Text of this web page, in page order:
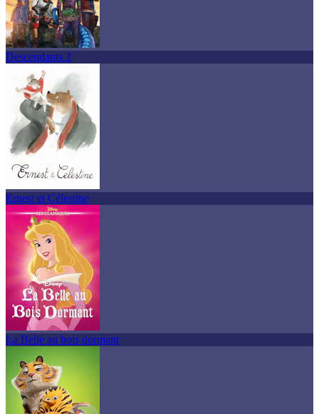
Descendants 2
Ernest et Célestine
La Belle au bois dormant